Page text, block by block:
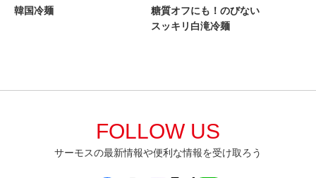
韓国冷麺
糖質オフにも！のびない
スッキリ白滝冷麺
FOLLOW US
サーモスの最新情報や便利な情報を受け取ろう